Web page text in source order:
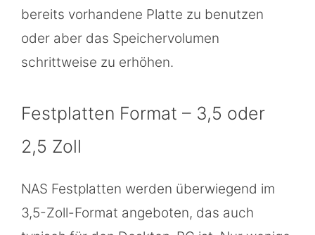
bereits vorhandene Platte zu benutzen
oder aber das Speichervolumen
schrittweise zu erhöhen.
Festplatten Format – 3,5 oder
2,5 Zoll
NAS Festplatten werden überwiegend im
3,5-Zoll-Format angeboten, das auch